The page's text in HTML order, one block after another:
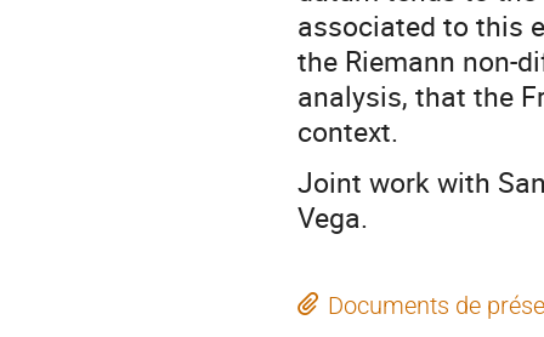
associated to this
the Riemann non-
analysis, that the
context.
Joint work with
Vega.
Documents de